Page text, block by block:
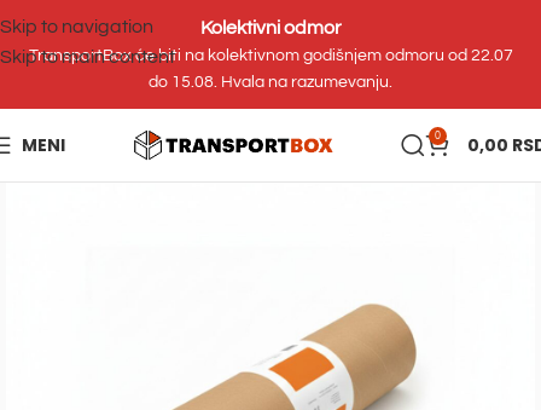
Kolektivni odmor
TransportBox će biti na kolektivnom godišnjem odmoru od 22.07
do 15.08. Hvala na razumevanju.
Skip to navigation
Skip to main content
MENI 0 0,00